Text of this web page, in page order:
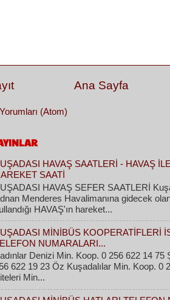
Ana Sayfa
(Atom)
HAVAŞ SAATLERİ - HAVAŞ
SAATİ
HAVAŞ SEFER SAATLERİ
Menderes Havalimanına gidecek
HAVAŞ'ın hareket...
MİNİBÜS KOOPERATİFLERİ
NUMARALARI...
Denizi Min. Koop. 0 256 622 14 75
622 19 23 Öz Kuşadalılar Min. Koop. 0
Min...